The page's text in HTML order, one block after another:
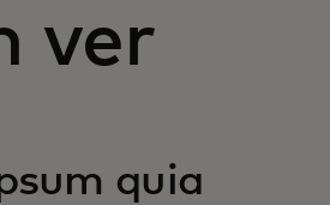
ver
quia